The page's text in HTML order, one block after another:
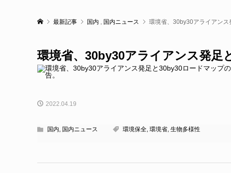
最新記事 国内 , 国内ニュース 環境省、30by30アライアン
環境省、30by30アライアンス発足
2022.04.19
国内, 国内ニュース 環境保全, 環境省, 生物多様性